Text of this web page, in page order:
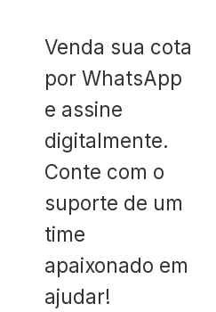
Venda sua cota
por WhatsApp
e assine
digitalmente.
Conte com o
suporte de um
time
apaixonado em
ajudar!